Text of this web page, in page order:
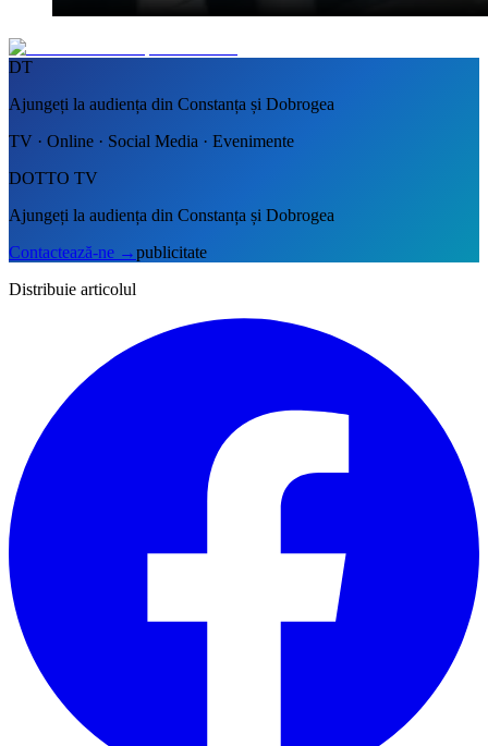
DT
Ajungeți la audiența din Constanța și Dobrogea
TV · Online · Social Media · Evenimente
DOTTO TV
Ajungeți la audiența din Constanța și Dobrogea
Contactează-ne →publicitate
Distribuie articolul